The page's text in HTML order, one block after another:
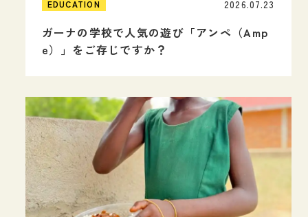
EDUCATION
ガーナの学校で人気の遊び「アンペ（Amp
e）」をご存じですか？
2026.07.23